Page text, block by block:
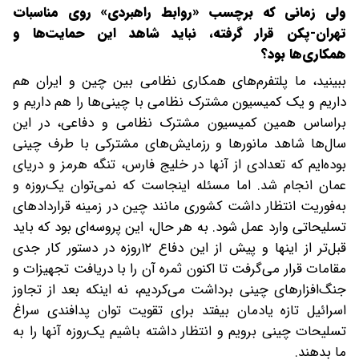
‌‌ولی زمانی که برچسب «روابط راهبردی» روی مناسبات
تهران-پکن قرار گرفته، نباید شاهد این حمایت‌ها و
همکاری‌ها بود؟
ببینید، ما پلتفرم‌های همکاری نظامی بین چین و ایران هم
داریم و یک کمیسیون مشترک نظامی با چینی‌ها را هم داریم و
بر‌اساس همین کمیسیون مشترک نظامی و دفاعی، در‌ این
سال‌ها شاهد مانورها و رزمایش‌های مشترکی با طرف چینی
بوده‌ایم که تعدادی از آنها در خلیج فارس، تنگه هرمز و دریای
عمان انجام شد. اما مسئله اینجاست که نمی‌توان یک‌روزه و
به‌فوریت انتظار داشت‌ کشوری مانند چین در زمینه قراردادهای
تسلیحاتی وارد عمل شود. به هر حال، این پروسه‌ای بود که باید
قبل‌تر از اینها و پیش از این دفاع ۱۲‌روزه در دستور کار جدی
مقامات قرار می‌گرفت تا اکنون ثمره آن را با دریافت تجهیزات و
جنگ‌افزارهای چینی برداشت می‌کردیم، نه اینکه بعد از تجاوز
اسرائیل تازه یادمان بیفتد ‌برای تقویت توان پدافندی سراغ
تسلیحات چینی برویم و انتظار داشته باشیم یک‌روزه آنها را به
ما بدهند.